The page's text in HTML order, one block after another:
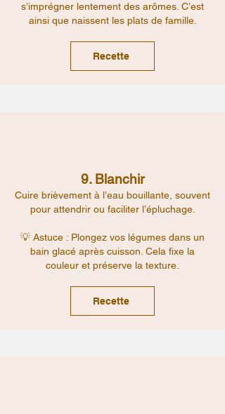
s’imprégner lentement des arômes. C’est
ainsi que naissent les plats de famille.
Recette
9. Blanchir
Cuire brièvement à l’eau bouillante, souvent
pour attendrir ou faciliter l’épluchage.
💡 Astuce : Plongez vos légumes dans un
bain glacé après cuisson. Cela fixe la
couleur et préserve la texture.
Recette